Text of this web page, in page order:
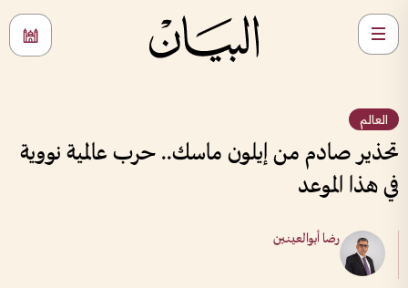
العالم
تحذير صادم من إيلون ماسك.. حرب عالمية نووية
في هذا الموعد
رضا أبوالعينين